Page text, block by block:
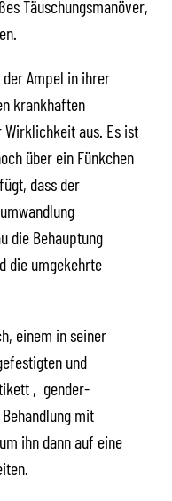
Täuschungsmanöver,
Ampel in ihrer
krankhaften
aus. Es ist
über ein Fünkchen
dass der
die Behauptung
die umgekehrte
einem in seiner
und
‚gender-
mit
ihn dann auf eine